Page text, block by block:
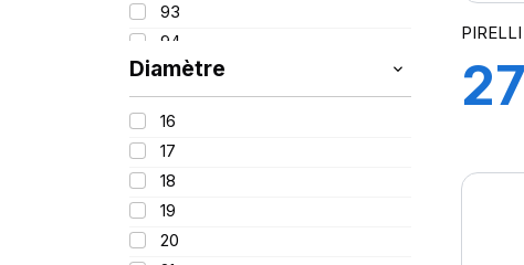
93
94
95
96
97
98
99
100
101
Diamètre
16
17
18
19
20